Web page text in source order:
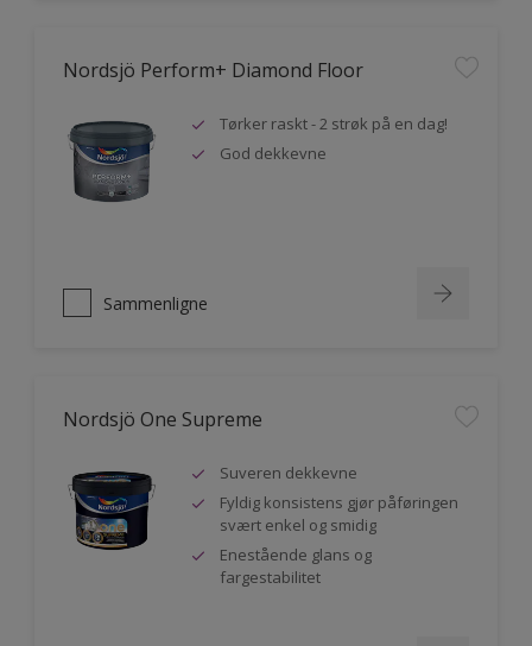
Nordsjö Perform+ Diamond Floor
Tørker raskt - 2 strøk på en dag!
God dekkevne
Sammenligne
Nordsjö One Supreme
Suveren dekkevne
Fyldig konsistens gjør påføringen
svært enkel og smidig
Enestående glans og
fargestabilitet